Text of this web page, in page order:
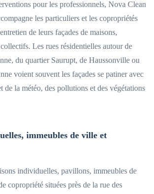
pour les professionnels, Nova Clean
les particuliers et les copropriétés
de leurs façades de maisons,
Les rues résidentielles autour de
du quartier Saurupt, de Haussonville ou
voient souvent les façades se patiner avec
de la météo, des pollutions et des végétations
immeubles de ville et
individuelles, pavillons, immeubles de
copropriété situées près de la rue des